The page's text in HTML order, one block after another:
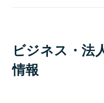
ビジネス・法
情報